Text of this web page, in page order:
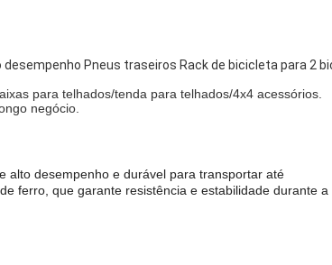
para telhados/tenda para telhados/4x4 acessórios.
negócio.
alto desempenho e durável para transportar até
ferro, que garante resistência e estabilidade durante a